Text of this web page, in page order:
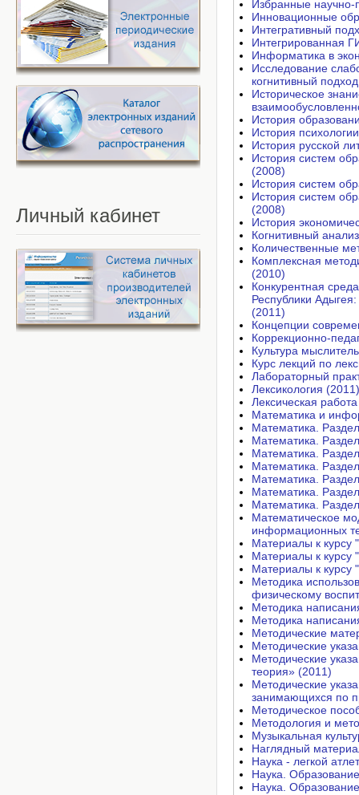
Избранные научно-
Инновационные
Интегративный
Интегрированная
Информатика в
Исследование
когнитивный
Историческое
История
История
История русской
История систем
(2008)
История систем
История систем
(2008)
История
Когнитивный
Количественные
Комплексная
(2010)
Конкурентная
Республики
(2011)
Концепции
Коррекционно-
Культура
Курс лекций по
Лабораторный
Лексикология (2011)
Лексическая
Математика и
Математика.
Математика.
Математика.
Математика.
Математика.
Математика.
Математика.
Математическое
информационных
Материалы к курсу
Материалы к курсу
Материалы к курсу
Методика
физическому
Методика
Методика
Методические
Методические
Методические указания по
теория» (2011)
Методические
занимающихся по
Методическое
Методология и
Музыкальная
Наглядный
Наука - легкой
Наука.
Наука.
Личный кабинет